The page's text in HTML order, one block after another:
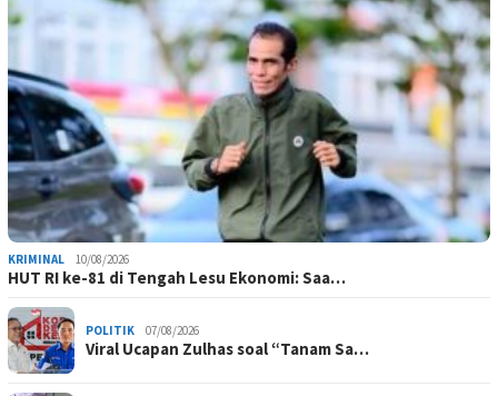
KRIMINAL 10/08/2026
HUT RI ke-81 di Tengah Lesu Ekonomi: Saa…
POLITIK 07/08/2026
Viral Ucapan Zulhas soal “Tanam Sa…